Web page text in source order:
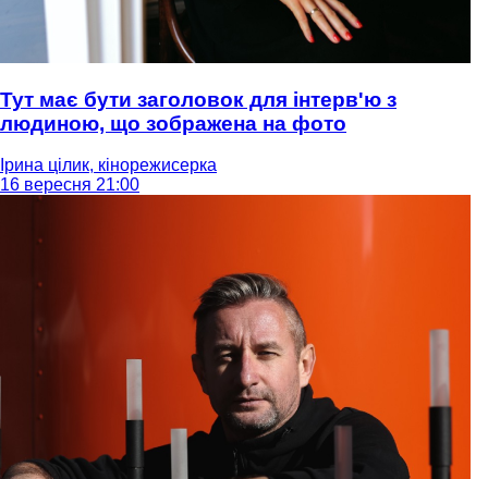
Тут має бути заголовок для інтерв'ю з
людиною, що зображена на фото
Ірина цілик, кінорежисерка
16 вересня 21:00